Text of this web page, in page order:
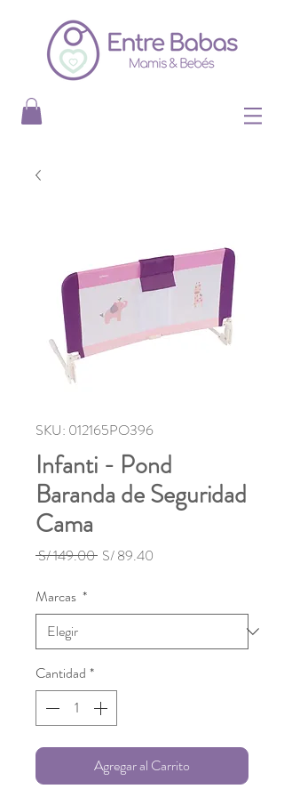
SKU: 012165PO396
Infanti - Pond
Baranda de Seguridad
Cama
S/ 149.00 Precio
S/ 89.40
Marcas *
Cantidad *
Agregar al Carrito